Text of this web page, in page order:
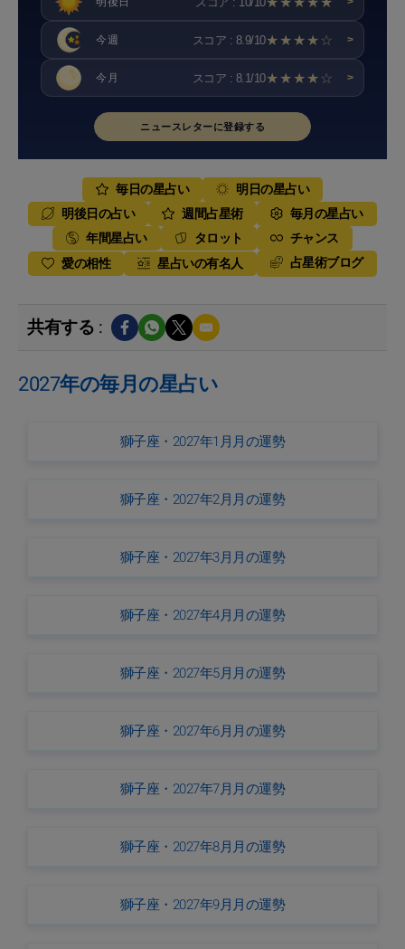
今週 スコア : 8.9/10★★★★☆ >
今月 スコア : 8.1/10★★★★☆ >
ニュースレターに登録する
毎日の星占い
明日の星占い
明後日の占い
週間占星術
毎月の星占い
年間星占い
タロット
チャンス
愛の相性
星占いの有名人 占星術ブログ
共有する :
2027年の毎月の星占い
獅子座・2027年1月月の運勢
獅子座・2027年2月月の運勢
獅子座・2027年3月月の運勢
獅子座・2027年4月月の運勢
獅子座・2027年5月月の運勢
獅子座・2027年6月月の運勢
獅子座・2027年7月月の運勢
獅子座・2027年8月月の運勢
獅子座・2027年9月月の運勢